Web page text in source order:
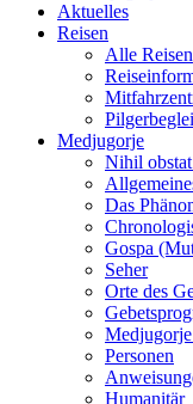
Aktuelles
Reisen
Alle Reisen
Medjugorje
Nihil
Das
Gospa
Seher
Orte des
Personen
Humanitär